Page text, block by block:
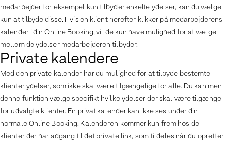
medarbejder for eksempel kun tilbyder enkelte ydelser, kan du vælge
kun at tilbyde disse. Hvis en klient herefter klikker på medarbejderens
kalender i din Online Booking, vil de kun have mulighed for at vælge
mellem de ydelser medarbejderen tilbyder.
Private kalendere
Med den private kalender har du mulighed for at tilbyde bestemte
klienter ydelser, som ikke skal være tilgængelige for alle. Du kan men
denne funktion vælge specifikt hvilke ydelser der skal være tilgænge
for udvalgte klienter. En privat kalender kan ikke ses under din
normale Online Booking. Kalenderen kommer kun frem hos de
klienter der har adgang til det private link, som tildeles når du opretter